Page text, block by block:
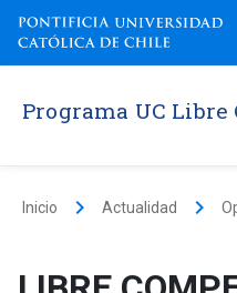
Programa UC
Inicio keyboard_arrow_right Actualidad keyboard_arrow_right